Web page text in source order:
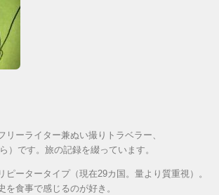
リーライター兼ぬい撮りトラベラー、
）です。旅の記録を綴っています。
ピータータイプ（現在29カ国。量より質重視）。
を食事で感じるのが好き。